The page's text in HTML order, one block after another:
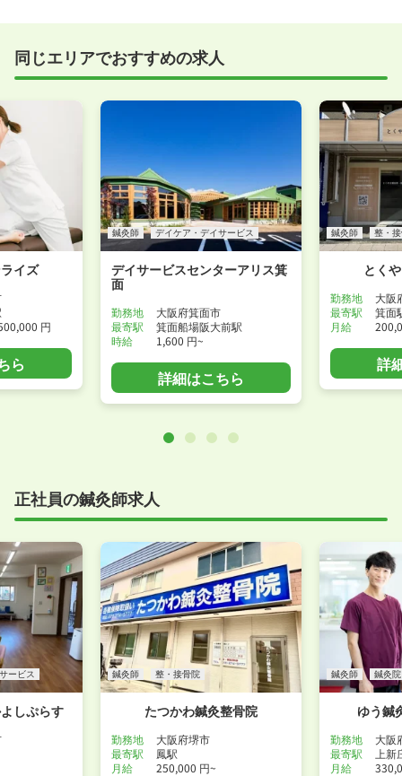
すめしていますが、企業様によってはWEB面接を導入
事前に確認することは可能ですので、お気軽にお申し
付けください！
同じエリアでおすすめの求人
イズ
円
ら
鍼灸師 デイケア・デイサービス
デイサービスセンターアリス箕
面
勤務地
大阪府箕面市
最寄駅
箕面船場阪大前駅
時給
1,600 円~
詳細はこちら
鍼灸師 整・
とく
勤務地
大阪
最寄駅
箕面
月給
詳
正社員の鍼灸師求人
ービス
しぷらす
鍼灸師 整・接骨院
たつかわ鍼灸整骨院
勤務地
大阪府堺市
最寄駅
鳳駅
月給
250,000 円~
鍼灸師 鍼灸院
ゆう鍼
勤務地
大阪
最寄駅
上新
月給